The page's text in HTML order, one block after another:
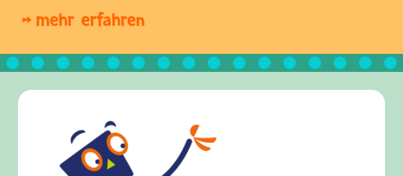
mehr erfahren
Frieden Fragen